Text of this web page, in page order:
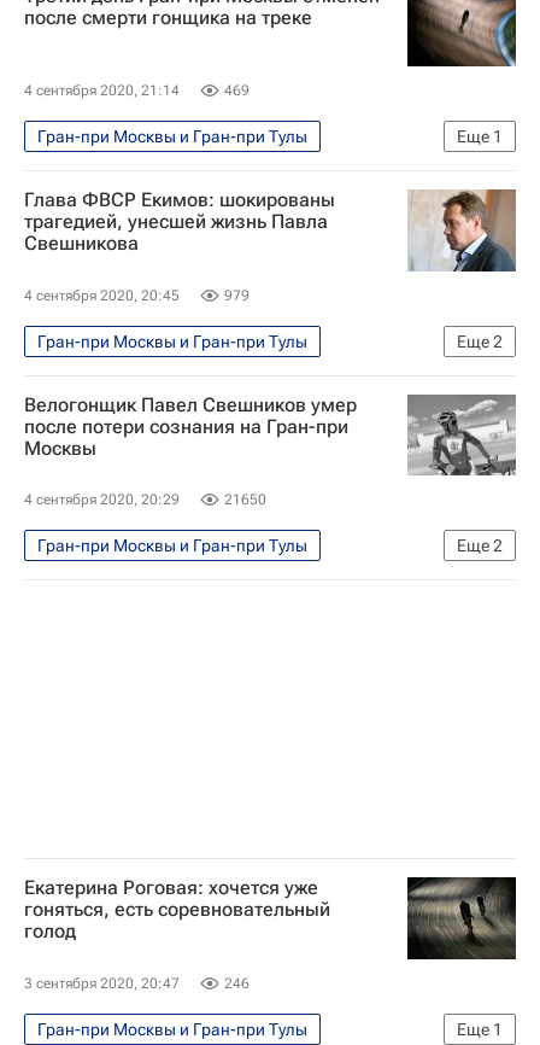
после смерти гонщика на треке
4 сентября 2020, 21:14 469
Еще 1
Гран-при Москвы и Гран-при Тулы
Велоспорт
Глава ФВСР Екимов: шокированы
трагедией, унесшей жизнь Павла
Свешникова
4 сентября 2020, 20:45 979
Еще2
Гран-при Москвы и Гран-при Тулы
Велоспорт
Вячеслав Екимов
Велогонщик Павел Свешников умер
после потери сознания на Гран-при
Москвы
4 сентября 2020, 20:29 21650
Еще2
Гран-при Москвы и Гран-при Тулы
Велоспорт
ФВСР
Екатерина Роговая: хочется уже
гоняться, есть соревновательный
голод
3 сентября 2020, 20:47 246
Еще 1
Гран-при Москвы и Гран-при Тулы